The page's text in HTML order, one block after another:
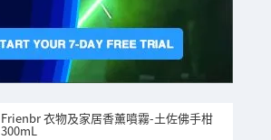
Frienbr 衣物及家居香薰噴霧-土佐佛手柑
300mL